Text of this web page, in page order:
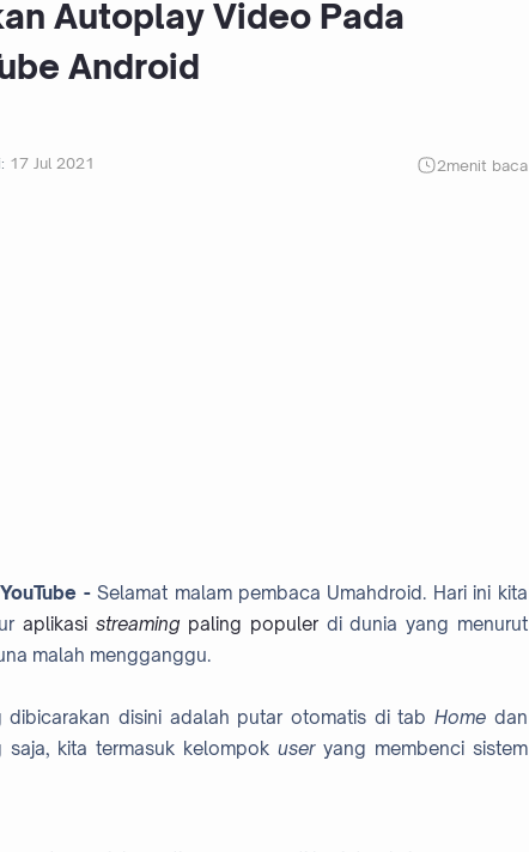
Autoplay Video Pada
Android
17 Jul 2021 2menit baca
-Selamat malam pembaca Umahdroid. Hari ini kita
aplikasi streaming paling populerdi dunia yang menurut
malah mengganggu.
dibicarakan disini adalah putar otomatis di tab Homedan
saja, kita termasuk kelompok useryang membenci sistem